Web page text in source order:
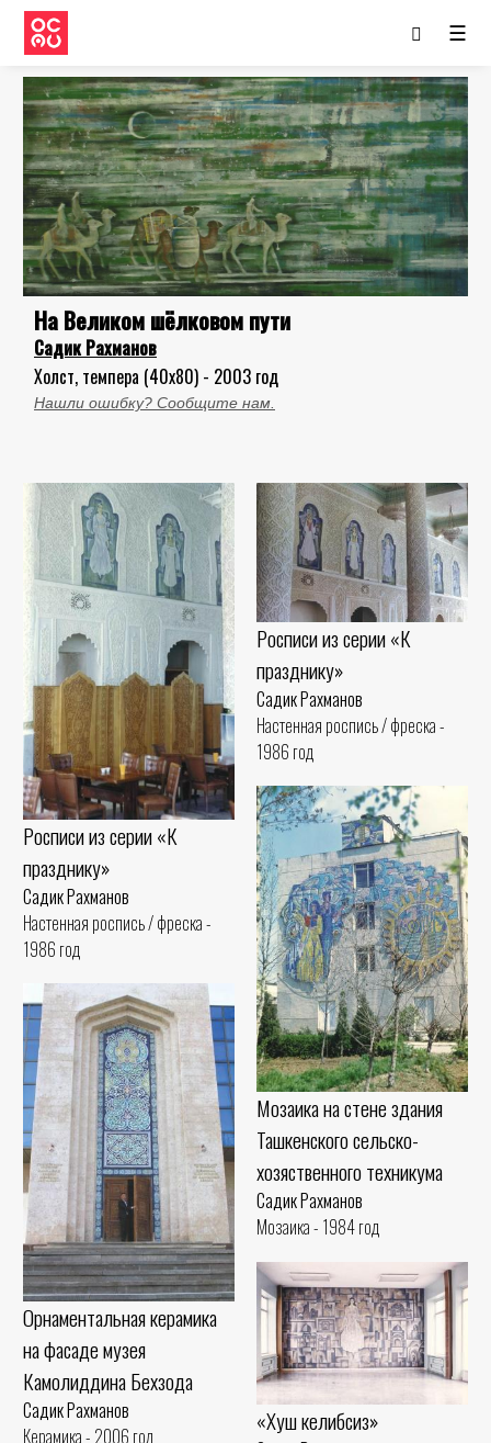
☰
На Великом шёлковом пути
Садик Рахманов
Холст, темпера (40x80) - 2003 год
Нашли ошибку? Сообщите нам.
Росписи из серии «К
празднику»
Садик Рахманов
Настенная роспись / фреска -
1986 год
Росписи из серии «К
празднику»
Садик Рахманов
Настенная роспись / фреска -
1986 год
Мозаика на стене здания
Ташкенского сельско-
хозяственного техникума
Садик Рахманов
Мозаика - 1984 год
Орнаментальная керамика
на фасаде музея
Камолиддина Бехзода
Садик Рахманов
Керамика - 2006 год
«Хуш келибсиз»